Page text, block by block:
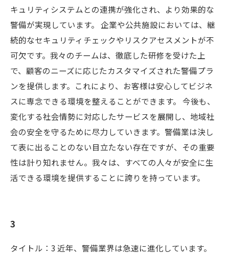
キュリティシステムとの連携が強化され、より効果的な
警備が実現しています。 企業や公共施設においては、継
続的なセキュリティチェックやリスクアセスメントが不
可欠です。我々のチームは、徹底した研修を受けた上
で、顧客のニーズに応じたカスタマイズされた警備プラ
ンを提供します。これにより、お客様は安心してビジネ
スに専念できる環境を整えることができます。 今後も、
変化する社会情勢に対応したサービスを展開し、地域社
会の安全を守るために尽力していきます。警備業は決し
て表に出ることのない目立たない存在ですが、その重要
性は計り知れません。我々は、すべての人々が安全に生
活できる環境を提供することに誇りを持っています。
3
タイトル：3 近年、警備業界は急速に進化しています。